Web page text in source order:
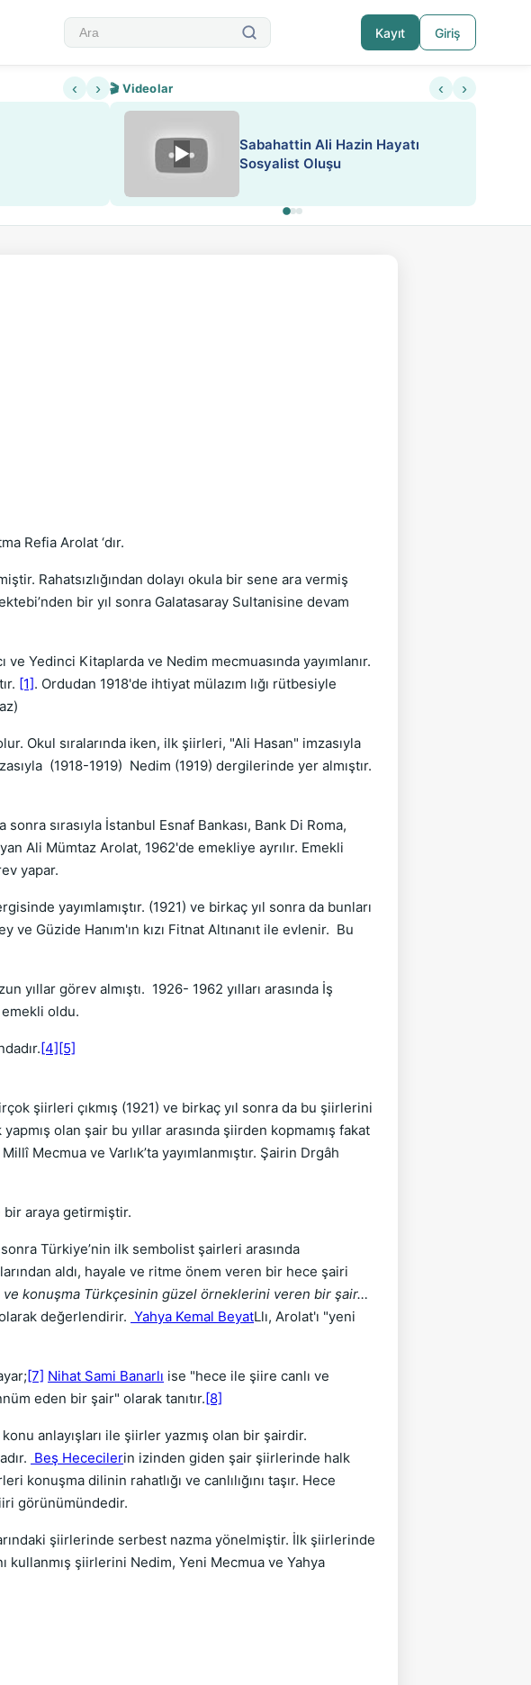
Kayıt Giriş
‹ ›
ESA 'da Sen de Paylaş
🎬 Videolar ‹ ›
▶
ATEŞ YAKMAK KONU ÖZET J.
LONDON
Refia Arolat ‘dır.
Rahatsızlığından dolayı okula bir sene ara vermiş
bir yıl sonra Galatasaray Sultanisine devam
Yedinci Kitaplarda ve Nedim mecmuasında yayımlanır.
[1]. Ordudan 1918'de ihtiyat mülazım lığı rütbesiyle
Okul sıralarında iken, ilk şiirleri, "Ali Hasan" imzasıyla
(1918-1919) Nedim (1919) dergilerinde yer almıştır.
sırasıyla İstanbul Esnaf Bankası, Bank Di Roma,
Ali Mümtaz Arolat, 1962'de emekliye ayrılır. Emekli
yapar.
yayımlamıştır. (1921) ve birkaç yıl sonra da bunları
ve Güzide Hanım'ın kızı Fitnat Altınanıt ile evlenir. Bu
yıllar görev almıştı. 1926- 1962 yılları arasında İş
oldu.
[4][5]
şiirleri çıkmış (1921) ve birkaç yıl sonra da bu şiirlerini
olan şair bu yıllar arasında şiirden kopmamış fakat
Mecmua ve Varlık’ta yayımlanmıştır. Şairin Drgâh
bir araya getirmiştir.
Türkiye’nin ilk sembolist şairleri arasında
aldı, hayale ve ritme önem veren bir hece şairi
ve konuşma Türkçesinin güzel örneklerini veren bir şair…
değerlendirir. Yahya Kemal BeyatLlı, Arolat'ı "yeni
[7] Nihat Sami Banarlı ise "hece ile şiire canlı ve
eden bir şair" olarak tanıtır.[8]
anlayışları ile şiirler yazmış olan bir şairdir.
Beş Hececilerin izinden giden şair şiirlerinde halk
dilinin rahatlığı ve canlılığını taşır. Hece
görünümündedir.
şiirlerinde serbest nazma yönelmiştir. İlk şiirlerinde
kullanmış şiirlerini Nedim, Yeni Mecmua ve Yahya